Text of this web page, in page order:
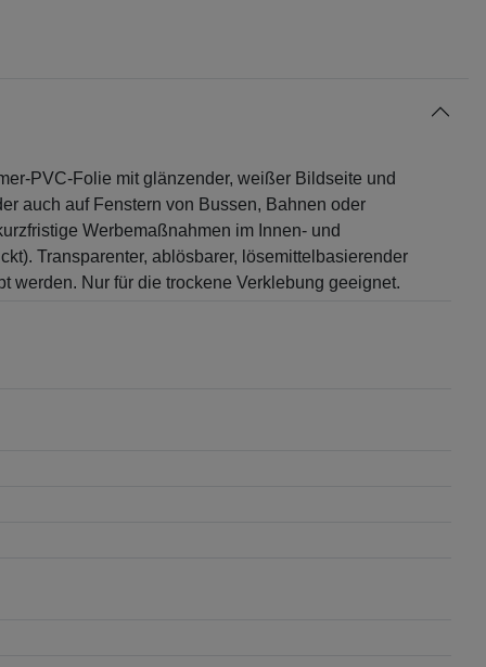
PVC-Folie mit glänzender, weißer Bildseite und
auch auf Fenstern von Bussen, Bahnen oder
Werbemaßnahmen im Innen- und
Transparenter, ablösbarer, lösemittelbasierender
werden. Nur für die trockene Verklebung geeignet.